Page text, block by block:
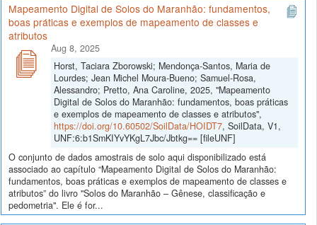
Mapeamento Digital de Solos do Maranhão: fundamentos,
boas práticas e exemplos de mapeamento de classes e
atributos
Aug 8, 2025
Horst, Taciara Zborowski; Mendonça-Santos, Maria de
Lourdes; Jean Michel Moura-Bueno; Samuel-Rosa,
Alessandro; Pretto, Ana Caroline, 2025, "Mapeamento
Digital de Solos do Maranhão: fundamentos, boas práticas
e exemplos de mapeamento de classes e atributos",
https://doi.org/10.60502/SoilData/HOIDT7, SoilData, V1,
UNF:6:b1SmKIYvYKgL7Jbc/Jbtkg== [fileUNF]
O conjunto de dados amostrais de solo aqui disponibilizado está
associado ao capítulo “Mapeamento Digital de Solos do Maranhão:
fundamentos, boas práticas e exemplos de mapeamento de classes e
atributos” do livro "Solos do Maranhão – Gênese, classificação e
pedometria". Ele é for...